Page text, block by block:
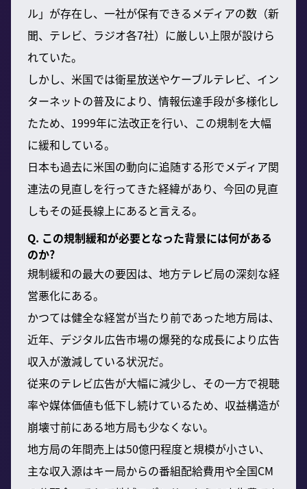
ル」が存在し、一社が保有できるメディアの数（新
聞、テレビ、ラジオ各7社）に厳しい上限が設けら
れていた。
しかし、米国では衛星放送やケーブルテレビ、イン
ターネットの普及により、情報伝達手段が多様化し
たため、1999年に法改正を行い、この規制を大幅
に緩和している。
日本も過去に米国の動向に追随する形でメディア関
連法の見直しを行ってきた経緯があり、今回の見直
しもその延長線上にあると言える。
Q. この規制緩和が必要となった背景には何がある
のか?
規制緩和の最大の要因は、地方テレビ局の深刻な経
営悪化にある。
かつては健全な経営が当たり前であった地方局は、
近年、デジタル広告市場の爆発的な成長により広告
収入が激減している状況だ。
従来のテレビ広告が大幅に減少し、その一方で視聴
率や媒体価値も低下し続けているため、収益構造が
崩壊寸前にある地方局も少なくない。
地方局の年間売上は50億円程度と規模が小さい、
主な収入源はキー局からの番組配給費用や全国CM